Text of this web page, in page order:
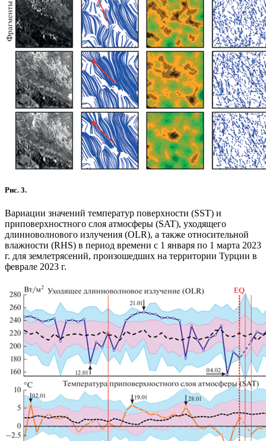
Рис. 3.
Вариации значений температур поверхности (SST) и
приповерхностного слоя атмосферы (SAT), уходящего
длинноволнового излучения (OLR), а также относительной
влажности (RHS) в период времени с 1 января по 1 марта 2023
г. для землетрясений, произошедших на территории Турции в
феврале 2023 г.